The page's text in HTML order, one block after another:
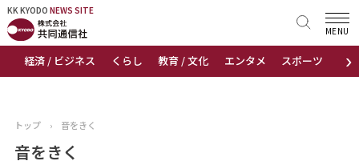
KK KYODO NEWS SITE
›
経済 / ビジネス くらし 教育 / 文化 エンタメ スポーツ 地域
MENU
KK KYODONEWS SITE
トップページ
ニュース
トップ › 音をきく
音をきく